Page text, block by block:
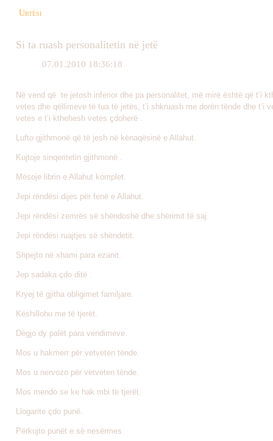
Urtësi
Si ta ruash personalitetin në jetë
07.01.2010 18:36:18
Në vend që te jetosh inferior dhe pa personalitet, më mirë është që t’i
vetes dhe qëllimeve të tua të jetës, t’i shkruash me dorën tënde dhe t’i
vetes e t’i kthehesh vetes çdoherë .
Lufto gjithmonë që të jesh në kënaqësinë e Allahut.
Kujtoje sinqeritetin gjithmonë .
Mësoje librin e Allahut komplet.
Jepi rëndësi dijes për fenë e Allahut.
Jepi rëndësi zemrës së shëndoshë dhe shërimit të saj.
Jepi rëndësi ruajtjes së shëndetit.
Shpejto në xhami para ezanit.
Jep sadaka çdo ditë .
Kryej të gjitha obligimet familjare.
Këshillohu me të tjerët.
Dëgjo dy palët para vendimeve.
Mos u hakmerr për vetveten tënde.
Mos u nervozo për vetveten tënde.
Mos mendo se ke hak mbi të tjerët.
Llogarite çdo punë.
Përkujto punët e së nesërmes.